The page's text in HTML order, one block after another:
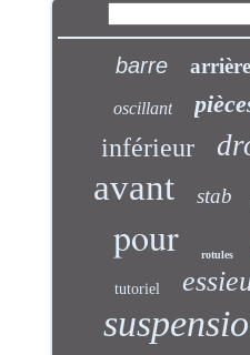
barre arrière
oscillant
inférieur
avant stab
pour rotules
tutoriel